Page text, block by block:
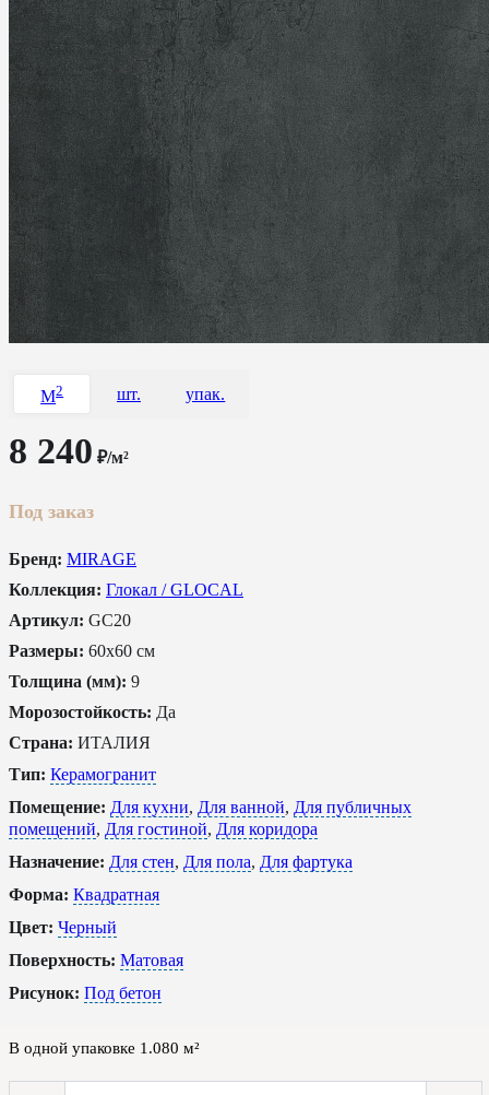
M2 шт. упак.
8 240 ₽/м²
Под заказ
Бренд: MIRAGE
Коллекция: Глокал / GLOCAL
Артикул: GC20
Размеры: 60x60 см
Толщина (мм): 9
Морозостойкость: Да
Страна: ИТАЛИЯ
Тип: Керамогранит
Помещение: Для кухни, Для ванной, Для публичных
помещений, Для гостиной, Для коридора
Назначение: Для стен, Для пола, Для фартука
Форма: Квадратная
Цвет: Черный
Поверхность: Матовая
Рисунок: Под бетон
В одной упаковке 1.080 м²